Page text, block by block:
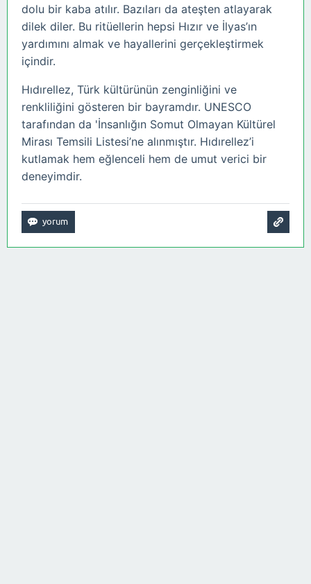
dolu bir kaba atılır. Bazıları da ateşten atlayarak
dilek diler. Bu ritüellerin hepsi Hızır ve İlyas’ın
yardımını almak ve hayallerini gerçekleştirmek
içindir.
Hıdırellez, Türk kültürünün zenginliğini ve
renkliliğini gösteren bir bayramdır. UNESCO
tarafından da 'İnsanlığın Somut Olmayan Kültürel
Mirası Temsili Listesi’ne alınmıştır. Hıdırellez’i
kutlamak hem eğlenceli hem de umut verici bir
deneyimdir.